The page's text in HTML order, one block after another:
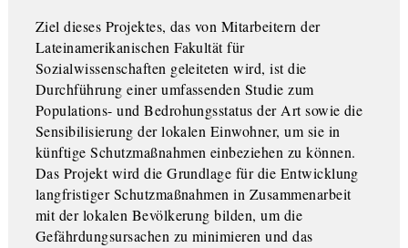
Ziel dieses Projektes, das von Mitarbeitern der
Lateinamerikanischen Fakultät für
Sozialwissenschaften geleiteten wird, ist die
Durchführung einer umfassenden Studie zum
Populations- und Bedrohungsstatus der Art sowie die
Sensibilisierung der lokalen Einwohner, um sie in
künftige Schutzmaßnahmen einbeziehen zu können.
Das Projekt wird die Grundlage für die Entwicklung
langfristiger Schutzmaßnahmen in Zusammenarbeit
mit der lokalen Bevölkerung bilden, um die
Gefährdungsursachen zu minimieren und das